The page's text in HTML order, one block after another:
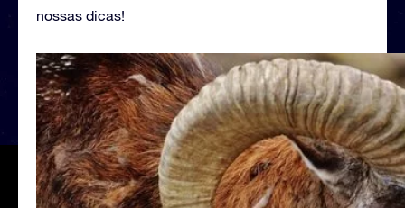
nossas dicas!